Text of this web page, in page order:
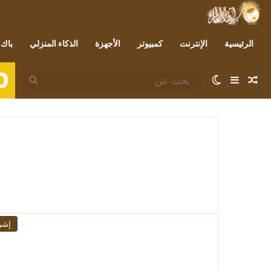
الرئيسية الإنترنت كمبيوتر الأجهزة الذكاء المنزلي
مقال عشوائي
إضافة عمود جانبي
الوضع المظلم
بحث
عن